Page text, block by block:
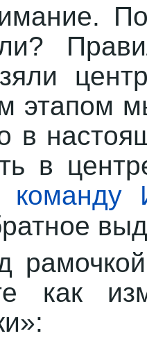
этапом
в
в
команду
как